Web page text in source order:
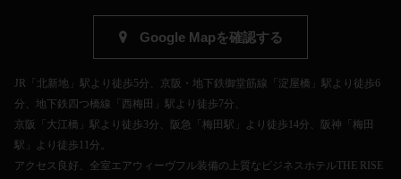
Google Mapを確認する
JR「北新地」駅より徒歩5分、京阪・地下鉄御堂筋線「淀屋橋」駅より徒歩6
分、地下鉄四つ橋線「西梅田」駅より徒歩7分、
京阪「大江橋」駅より徒歩3分、阪急「梅田駅」より徒歩14分、阪神「梅田
駅」より徒歩11分。
アクセス良好、全室エアウィーヴフル装備の上質なビジネスホテルTHE RISE